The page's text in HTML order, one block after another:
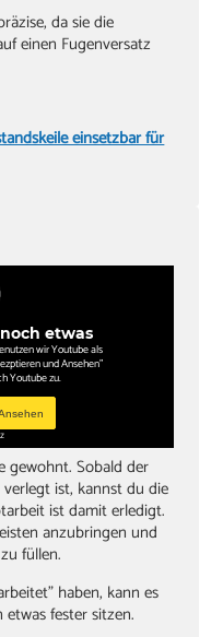
da sie die
einen Fugenversatz
einsetzbar für
etwas
wir Youtube als
und Ansehen"
Youtube zu.
gewohnt. Sobald der
ist, kannst du die
ist damit erledigt.
anzubringen und
füllen.
haben, kann es
etwas fester sitzen.